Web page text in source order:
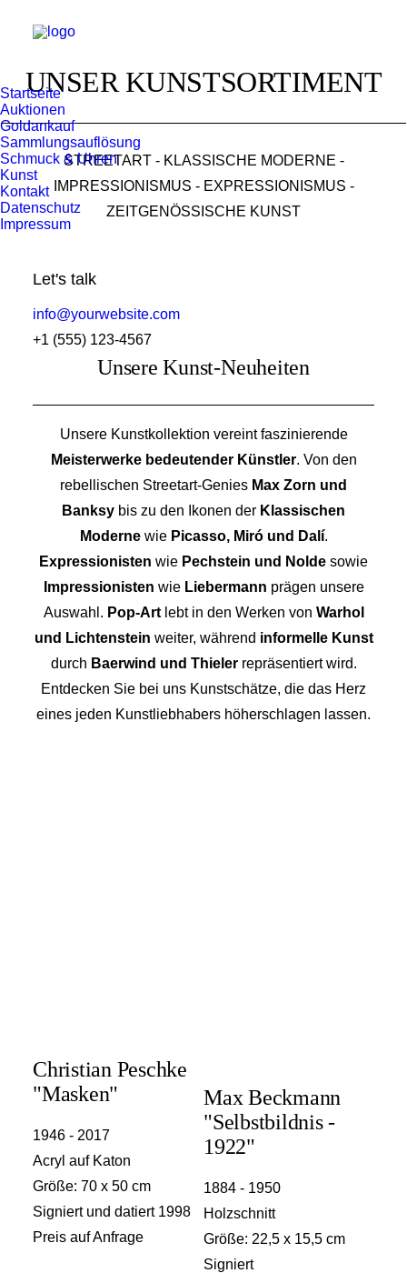
Startseite
Auktionen
Goldankauf
Sammlungsauflösung
Schmuck & Uhren
Kunst
Kontakt
Datenschutz
Impressum
Let's talk
info@yourwebsite.com
+1 (555) 123-4567
UNSER KUNSTSORTIMENT
STREETART - KLASSISCHE MODERNE -
IMPRESSIONISMUS - EXPRESSIONISMUS -
ZEITGENÖSSISCHE KUNST
Unsere Kunst-Neuheiten
Unsere Kunstkollektion vereint faszinierende
Meisterwerke bedeutender Künstler. Von den
rebellischen Streetart-Genies Max Zorn und
Banksy bis zu den Ikonen der Klassischen
Modernewie Picasso, Miró und Dalí.
Expressionisten wie Pechstein und Nolde sowie
Impressionisten wie Liebermann prägen unsere
Auswahl. Pop-Artlebt in den Werken von Warhol
und Lichtenstein weiter, während informelle Kunst
durch Baerwind und Thielerrepräsentiert wird.
Entdecken Sie bei uns Kunstschätze, die das Herz
eines jeden Kunstliebhabers höherschlagen lassen.
Christian Peschke
"Masken"
1946 - 2017
Acryl auf Katon
Größe: 70 x 50 cm
Signiert und datiert 1998
Preis auf Anfrage
Max Beckmann
"Selbstbildnis -
1922"
1884 - 1950
Holzschnitt
Größe: 22,5 x 15,5 cm
Signiert